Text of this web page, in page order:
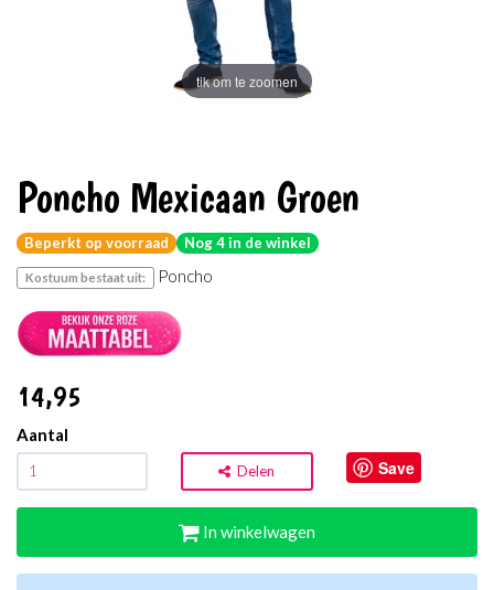
tik om te zoomen
Poncho Mexicaan Groen
Beperkt op voorraad Nog 4 in de winkel
Kostuum bestaat uit: Poncho
14,95
Aantal
Delen Save
In winkelwagen